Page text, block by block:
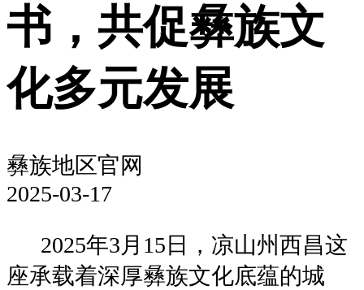
书，共促彝族文
化多元发展
彝族地区官网
2025-03-17
2025年3月15日，凉山州西昌这
座承载着深厚彝族文化底蕴的城